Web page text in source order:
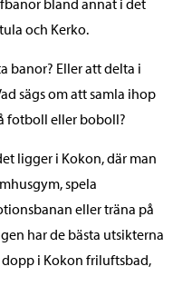
och Kerko.
banor? Eller att delta i
sägs om att samla ihop
fotboll eller boboll?
ligger i Kokon, där man
spela
eller träna på
har de bästa utsikterna
dopp i Kokon friluftsbad,